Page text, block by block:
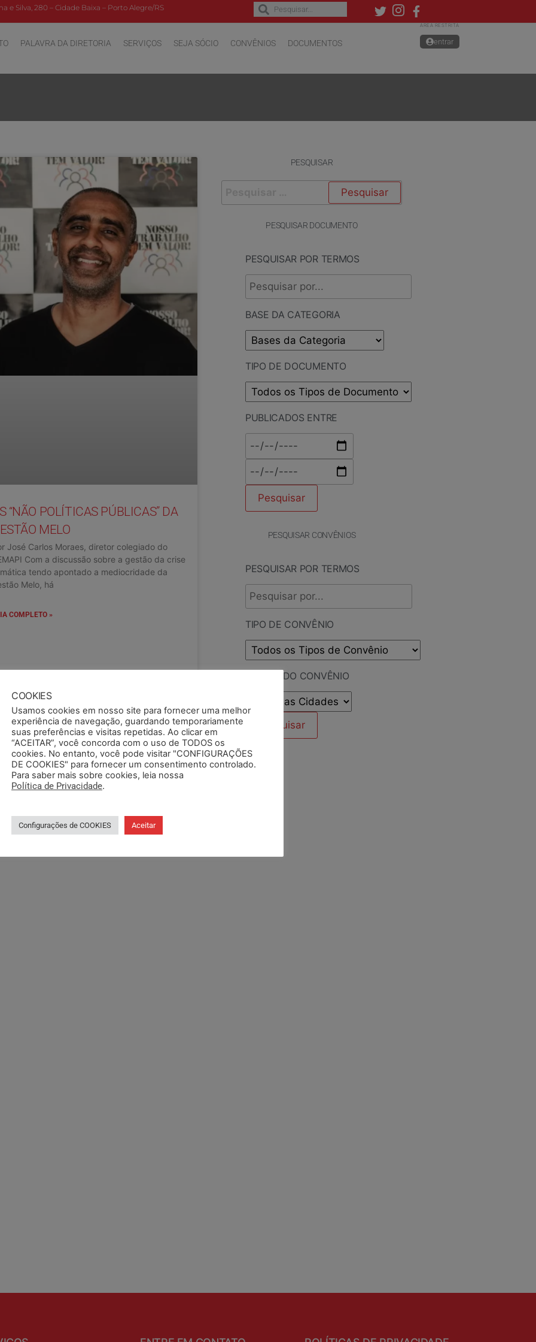
e Silva, 280 – Cidade Baixa – Porto Alegre/RS
PALAVRA DA DIRETORIA SERVIÇOS SEJA SÓCIO CONVÊNIOS DOCUMENTOS
ÁREA RESTRITA
entrar
“NÃO POLÍTICAS PÚBLICAS” DA
MELO
José Carlos Moraes, diretor colegiado do
Com a discussão sobre a gestão da crise
tendo apontado a mediocridade da
Melo, há
COMPLETO »
07/2024
PESQUISAR
PESQUISAR DOCUMENTO
PESQUISAR POR TERMOS
BASE DA CATEGORIA
TIPO DE DOCUMENTO
PUBLICADOS ENTRE
PESQUISAR CONVÊNIOS
PESQUISAR POR TERMOS
TIPO DE CONVÊNIO
CIDADE DO CONVÊNIO
COOKIES
Usamos cookies em nosso site para fornecer uma melhor
experiência de navegação, guardando temporariamente
suas preferências e visitas repetidas. Ao clicar em
“ACEITAR”, você concorda com o uso de TODOS os
cookies. No entanto, você pode visitar "CONFIGURAÇÕES
DE COOKIES" para fornecer um consentimento controlado.
Para saber mais sobre cookies, leia nossa
Política de Privacidade.
Configurações de COOKIES Aceitar